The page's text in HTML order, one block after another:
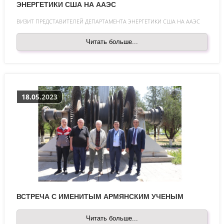
ЭНЕРГЕТИКИ США НА ААЭС
ВИЗИТ ПРЕДСТАВИТЕЛЕЙ ДЕПАРТАМЕНТА ЭНЕРГЕТИКИ США НА ААЭС
Читать больше...
18.05.2023
ВСТРЕЧА С ИМЕНИТЫМ АРМЯНСКИМ УЧЕНЫМ
Читать больше...